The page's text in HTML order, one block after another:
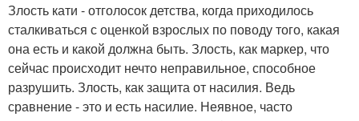
Злость кати - отголосок детства, когда приходилось
сталкиваться с оценкой взрослых по поводу того, какая
она есть и какой должна быть. Злость, как маркер, что
сейчас происходит нечто неправильное, способное
разрушить. Злость, как защита от насилия. Ведь
сравнение - это и есть насилие. Неявное, часто